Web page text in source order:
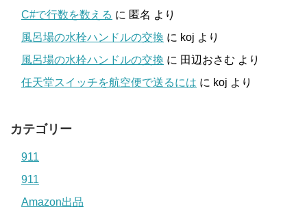
C#で行数を数える に 匿名 より
風呂場の水栓ハンドルの交換 に koj より
風呂場の水栓ハンドルの交換 に 田辺おさむ より
任天堂スイッチを航空便で送るには に koj より
カテゴリー
911
911
Amazon出品